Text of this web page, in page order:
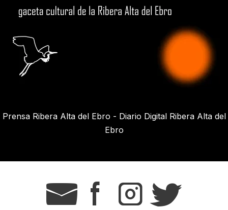
Prensa Ribera Alta del Ebro - Diario Digital Ribera Alta del
Ebro
g s t r